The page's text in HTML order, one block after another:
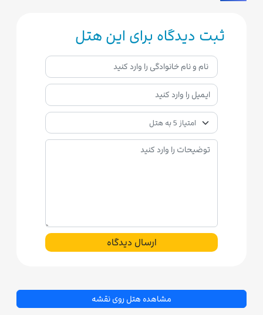
ثبت دیدگاه برای این هتل
ارسال دیدگاه
مشاهده هتل روی نقشه